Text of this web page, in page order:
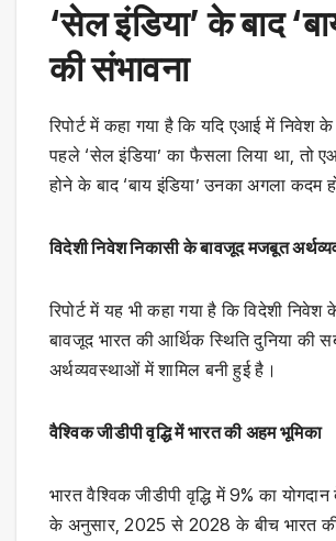
‘सेल इंडिया’ के बाद
की संभावना
रिपोर्ट में कहा गया है कि यदि एआई में निवेश
पहले ‘सेल इंडिया’ का फैसला लिया था, तो
होने के बाद ‘बाय इंडिया’ उनका अगला कदम
विदेशी निवेश निकासी के बावजूद मजबूत
रिपोर्ट में यह भी कहा गया है कि विदेशी
बावजूद भारत की आर्थिक स्थिति दुनिया की
अर्थव्यवस्थाओं में शामिल बनी हुई है।
वैश्विक जीडीपी वृद्धि में भारत की अहम भूमिका
भारत वैश्विक जीडीपी वृद्धि में 9% का योगदान
के अनुसार, 2025 से 2028 के बीच भारत